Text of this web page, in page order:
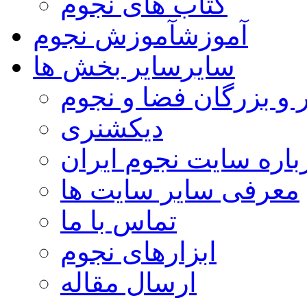
آموزشآموزش نجوم
سایر سایر بخش ها
و بزرگان فضا و نجوم
دیکشنری
سایت نجوم ایران
معرفی سایر سایت ها
تماس با ما
ابزارهای نجوم
ارسال مقاله